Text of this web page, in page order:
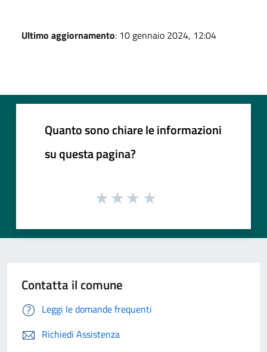
Ultimo aggiornamento: 10 gennaio 2024, 12:04
Quanto sono chiare le informazioni
su questa pagina?
Contatta il comune
Leggi le domande frequenti
Richiedi Assistenza